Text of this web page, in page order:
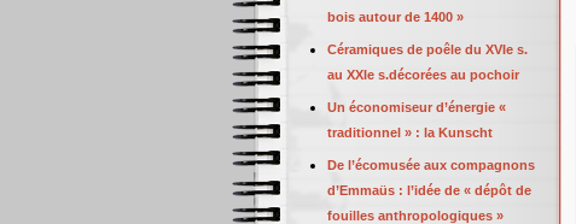
bois autour de 1400 »
Céramiques de poêle du XVIe s.
au XXIe s.décorées au pochoir
Un économiseur d’énergie «
traditionnel » : la Kunscht
De l’écomusée aux compagnons
d’Emmaüs : l’idée de « dépôt de
fouilles anthropologiques »